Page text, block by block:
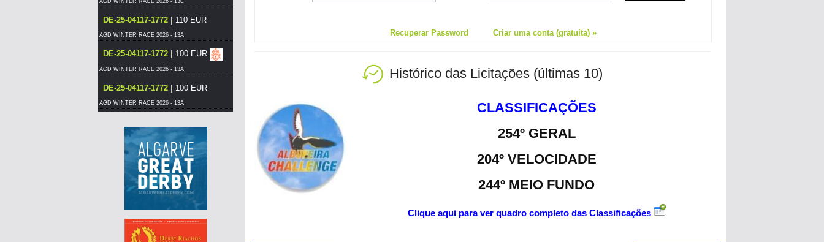
AGD WINTER RACE 2026 - 13C
DE-25-04117-1772 | 110 EUR
AGD WINTER RACE 2026 - 13A
DE-25-04117-1772 | 100 EUR
AGD WINTER RACE 2026 - 13A
DE-25-04117-1772 | 100 EUR
AGD WINTER RACE 2026 - 13A
AGD WINTER RACE 2026 - 13A
DE-25-04117-1772|85 EUR
AGD WINTER RACE 2026 - 13A
DE-25-04117-1772|75 EUR
DE-25-04117-1772|70 EUR
AGD WINTER RACE 2026 - 13A
Recuperar Password Criar uma conta (gratuita) »
Histórico das Licitações (últimas 10)
CLASSIFICAÇÕES
254º GERAL
204º VELOCIDADE
244º MEIO FUNDO
Clique aqui para ver quadro completo das Classificações